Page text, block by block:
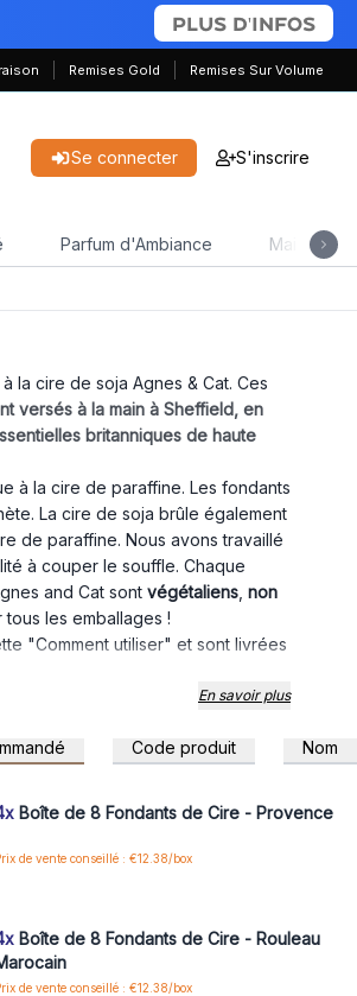
PLUS D'INFOS
Remises Gold Remises Sur Volume
Se connecter S'inscrire
Parfum d'Ambiance Maison &
la cire de soja Agnes & Cat. Ces
versés à la main à Sheffield, en
britanniques de haute
à la cire de paraffine. Les fondants
La cire de soja brûle également
de paraffine. Nous avons travaillé
à couper le souffle. Chaque
and Cat sont végétaliens non
les emballages !
"Comment utiliser" et sont livrées
paquet entier contient jusqu'à
En savoir plus
Code produit Nom
Connectez-vous ou inscrivez-vous pour accéder
aux prix de gros
Boîte de 8 Fondants de Cire - Provence
de vente conseillé : €12.38/box
Boîte de 8 Fondants de Cire - Rouleau
de vente conseillé : €12.38/box